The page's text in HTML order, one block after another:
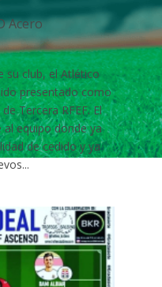
Acero
su club, el Atlético
presentado como
Tercera RFEF. El
al equipo donde ya
de cedido y ya